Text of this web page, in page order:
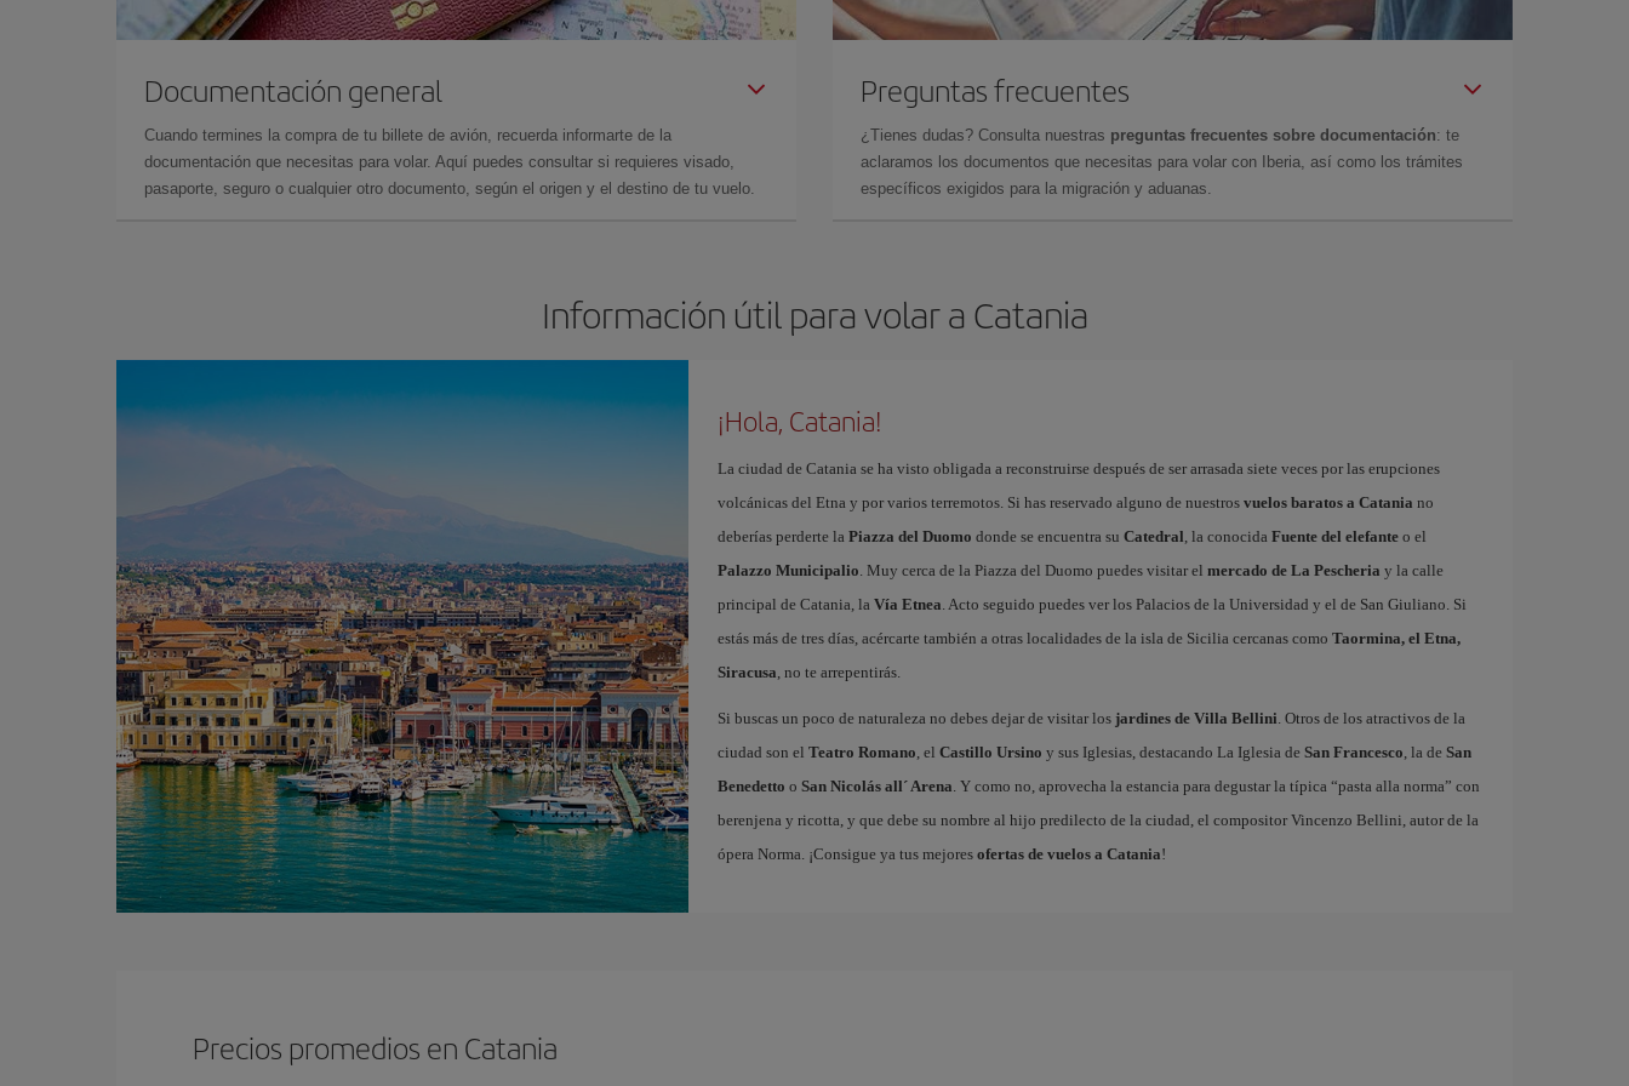
Documentación general
Cuando termines la compra de tu billete de avión, recuerda informarte de la
documentación que necesitas para volar. Aquí puedes consultar si requieres visado,
pasaporte, seguro o cualquier otro documento, según el origen y el destino de tu vuelo.
Preguntas frecuentes
¿Tienes dudas? Consulta nuestras preguntas frecuentes sobre documentación: te
aclaramos los documentos que necesitas para volar con Iberia, así como los trámites
específicos exigidos para la migración y aduanas.
Información útil para volar a Catania
¡Hola, Catania!
La ciudad de Catania se ha visto obligada a reconstruirse después de ser arrasada siete veces por las erupciones
volcánicas del Etna y por varios terremotos. Si has reservado alguno de nuestros vuelos baratos a Catania no
deberías perderte la Piazza del Duomo donde se encuentra su Catedral, la conocida Fuente del elefanteo el
Palazzo Municipalio. Muy cerca de la Piazza del Duomo puedes visitar el mercado de La Pescheria y la calle
principal de Catania, la Vía Etnea. Acto seguido puedes ver los Palacios de la Universidad y el de San Giuliano. Si
estás más de tres días, acércarte también a otras localidades de la isla de Sicilia cercanas como Taormina, el Etna,
Siracusa, no te arrepentirás.
Si buscas un poco de naturaleza no debes dejar de visitar los jardines de Villa Bellini. Otros de los atractivos de la
ciudad son el Teatro Romano, el Castillo Ursino y sus Iglesias, destacando La Iglesia de San Francesco, la de San
Benedetto o San Nicolás all´ Arena. Y como no, aprovecha la estancia para degustar la típica “pasta alla norma” con
berenjena y ricotta, y que debe su nombre al hijo predilecto de la ciudad, el compositor Vincenzo Bellini, autor de la
ópera Norma. ¡Consigue ya tus mejores ofertas de vuelos a Catania!
Precios promedios en Catania